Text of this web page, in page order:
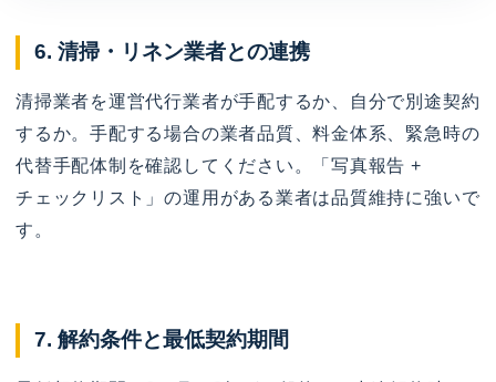
6. 清掃・リネン業者との連携
清掃業者を運営代行業者が手配するか、自分で別途契約
するか。手配する場合の業者品質、料金体系、緊急時の
代替手配体制を確認してください。「写真報告 +
チェックリスト」の運用がある業者は品質維持に強いで
す。
7. 解約条件と最低契約期間